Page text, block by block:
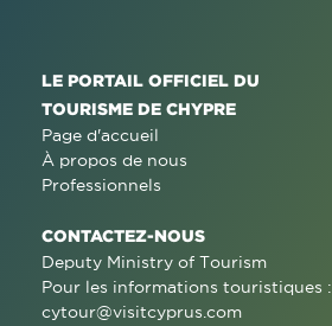
LE PORTAIL OFFICIEL DU
TOURISME DE CHYPRE
Page d'accueil
À propos de nous
Professionnels
CONTACTEZ-NOUS
Deputy Ministry of Tourism
Pour les informations touristiques :
cytour@visitcyprus.com